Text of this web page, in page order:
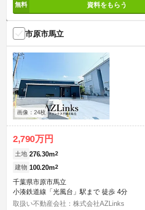
資料をもらう
市原市馬立
画像：24枚
2,790万円
土地 276.30m2
建物 100.20m2
千葉県市原市馬立
小湊鉄道線「光風台」駅まで 徒歩 4分
取扱い不動産会社：株式会社AZLinks